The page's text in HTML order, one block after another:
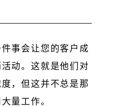
事会让您的客户成
动。这就是他们对
，但这并不总是那
量工作。